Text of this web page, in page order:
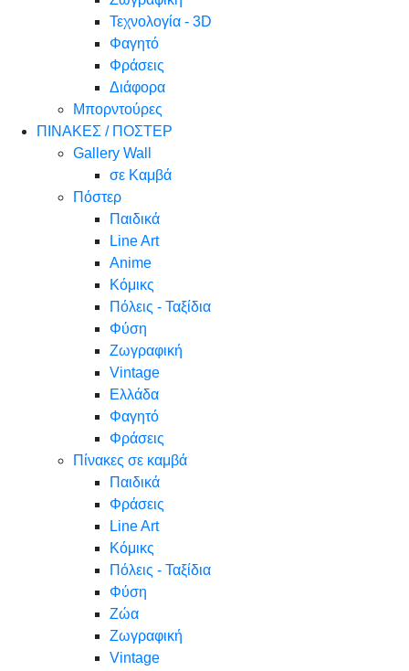
Τεχνολογία - 3D
Φαγητό
Φράσεις
Διάφορα
Μπορντούρες
ΠΙΝΑΚΕΣ / ΠΟΣΤΕΡ
Gallery Wall
σε Καμβά
Πόστερ
Παιδικά
Line Art
Anime
Κόμικς
Πόλεις - Ταξίδια
Φύση
Ζωγραφική
Vintage
Ελλάδα
Φαγητό
Φράσεις
Πίνακες σε καμβά
Παιδικά
Φράσεις
Line Art
Κόμικς
Πόλεις - Ταξίδια
Φύση
Ζώα
Ζωγραφική
Vintage